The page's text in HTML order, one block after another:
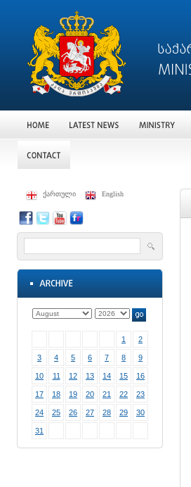
ქართული English
1 2
3 4 5 6 7 8 9
10 11 12 13 14 15 16
17 18 19 20 21 22 23
24 25 26 27 28 29 30
31